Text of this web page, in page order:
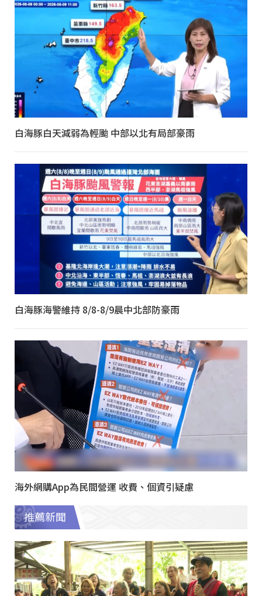
白海豚白天減弱為輕颱 中部以北有局部豪雨
白海豚海警維持 8/8-8/9晨中北部防豪雨
海外網購App為民間營運 收費、個資引疑慮
推薦新聞